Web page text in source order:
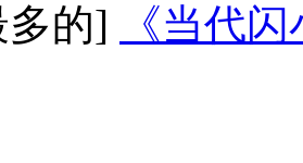
的]
《当代